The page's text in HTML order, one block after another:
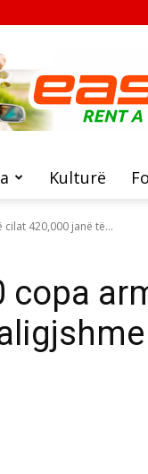
Kulturë
420,000 janë të...
copa